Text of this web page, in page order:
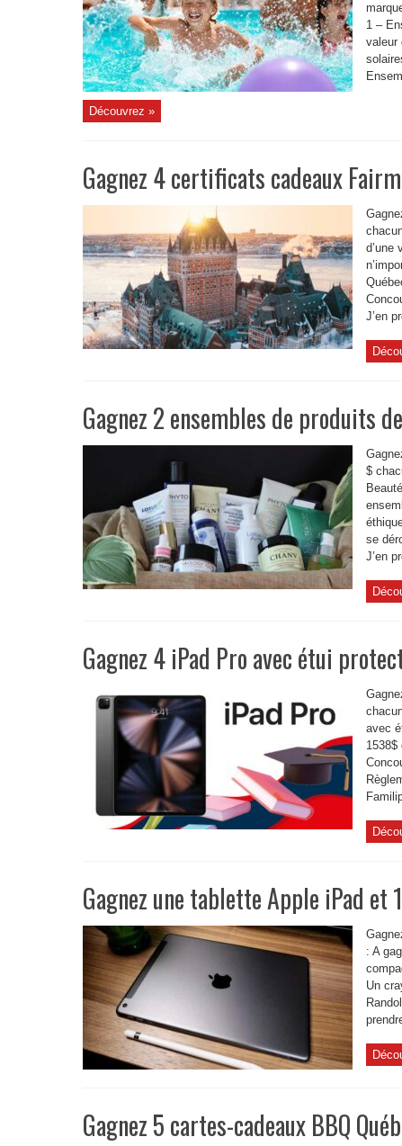
1 –
valeur
Découvrez »
Gagnez 4 certificats cadeaux
d’une
J’en
Gagnez 2 ensembles de produits
$
se
J’en
Gagnez 4 iPad Pro avec étui
avec
1538$
Gagnez une tablette Apple iPad
: A
Un
Gagnez 5 cartes-cadeaux BBQ